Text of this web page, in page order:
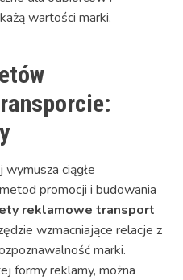
wartości marki.
ciągłe
promocji i budowania
reklamowe transport
wzmacniające relacje z
marki.
formy reklamy, można